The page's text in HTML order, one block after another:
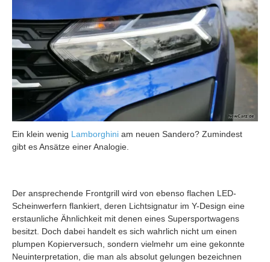
Ein klein wenig Lamborghini am neuen Sandero? Zumindest
gibt es Ansätze einer Analogie.
Der ansprechende Frontgrill wird von ebenso flachen LED-
Scheinwerfern flankiert, deren Lichtsignatur im Y-Design eine
erstaunliche Ähnlichkeit mit denen eines Supersportwagens
besitzt. Doch dabei handelt es sich wahrlich nicht um einen
plumpen Kopierversuch, sondern vielmehr um eine gekonnte
Neuinterpretation, die man als absolut gelungen bezeichnen